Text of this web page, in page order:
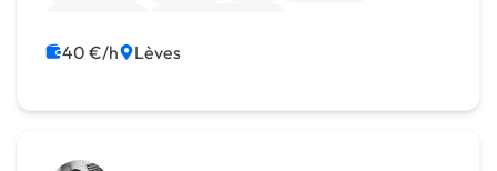
40 €/h Lèves